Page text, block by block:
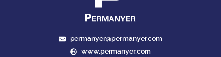
permanyer@permanyer.com
www.permanyer.com